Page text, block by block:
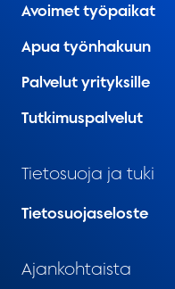
Avoimet työpaikat
Apua työnhakuun
Palvelut yrityksille
Tutkimuspalvelut
Tietosuoja ja tuki
Tietosuojaseloste
Ajankohtaista